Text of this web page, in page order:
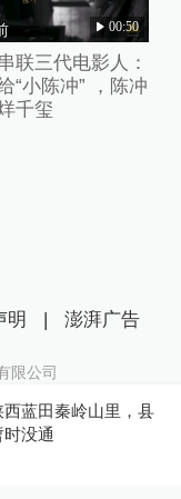
00:50
联三代电影人：
“小陈冲” ，陈冲
千玺
明 | 澎湃广告
限公司
14003370号
号